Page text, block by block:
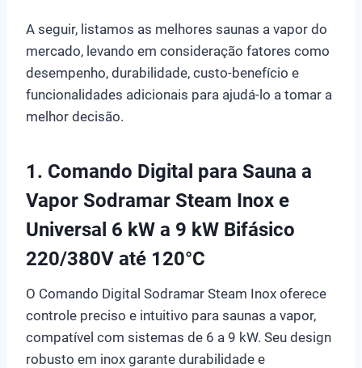
A seguir, listamos as melhores saunas a vapor do
mercado, levando em consideração fatores como
desempenho, durabilidade, custo-benefício e
funcionalidades adicionais para ajudá-lo a tomar a
melhor decisão.
1. Comando Digital para Sauna a
Vapor Sodramar Steam Inox e
Universal 6 kW a 9 kW Bifásico
220/380V até 120°C
O Comando Digital Sodramar Steam Inox oferece
controle preciso e intuitivo para saunas a vapor,
compatível com sistemas de 6 a 9 kW. Seu design
robusto em inox garante durabilidade e